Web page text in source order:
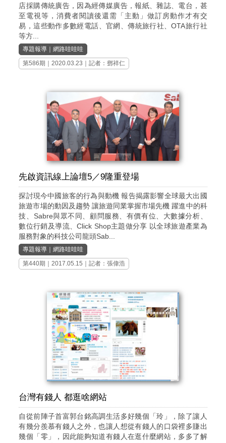
店採購傳統廣告，因為經傳媒廣告，報紙、雜誌、電台，甚
至電視等，消費者閱讀後還需「主動」做訂房動作才有交
易，這些動作多數經電話、官網、傳統旅行社、OTA旅行社
等方...
專題報導 ｜網路哇哇哇
第586期
｜2020.03.23｜記者：鄧祥仁
先啟資訊線上論壇5／9隆重登場
探討現今中國旅客的行為與動機 報告揭露影響全球最大出國
旅遊市場的動因及趨勢 讓旅遊同業掌握市場先機 躍進中的科
技、Sabre與眾不同、顧問服務、有價有位、大數據分析、
數位行銷及導流、Click Shop主題做分享 以全球旅遊產業為
服務對象的科技公司龍頭Sab...
專題報導 ｜網路哇哇哇
第440期
｜2017.05.15｜記者：張偉浩
台灣有錢人 都逛啥網站
自從前陣子首富郭台銘高調生活多好幾個「玲」，除了讓人
有幾分羨慕有錢人之外，也讓人想從有錢人的口袋裡多賺出
幾個「零」，因此能夠知道有錢人在逛什麼網站，多多了解